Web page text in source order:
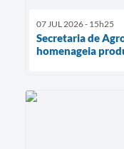
07 JUL 2026 - 15h25
Secretaria de
homenageia